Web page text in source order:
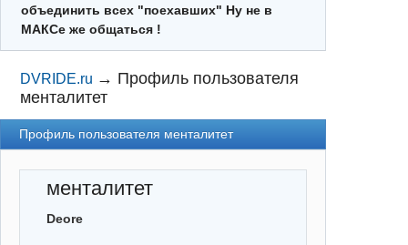
Регистрация
Вход
объединить всех "поехавших" Ну не в
МАКСе же общаться !
DVRIDE.ru → Профиль пользователя
менталитет
Профиль пользователя менталитет
менталитет
Deore